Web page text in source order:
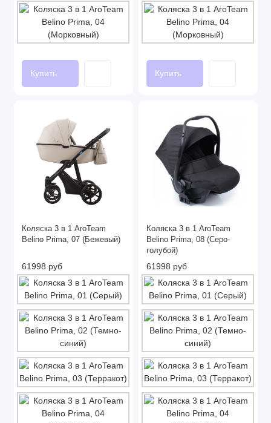
Купить Купить
Коляска 3 в 1 AroTeam
Belino Prima, 07 (Бежевый)
61998 руб
Коляска 3 в 1 AroTeam
Belino Prima, 08 (Серо-
голубой)
61998 руб